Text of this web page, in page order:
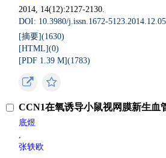
2014, 14(12):2127-2130.
DOI: 10.3980/j.issn.1672-5123.2014.12.05
[摘要](1630)
[HTML](0)
[PDF 1.39 M](1783)
CCN1在氧诱导小鼠视网膜新生血
底煜
,
张轶欧